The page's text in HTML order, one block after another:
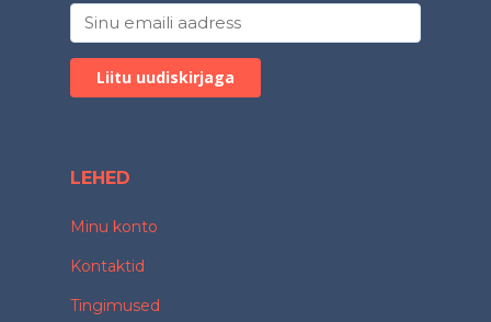
LEHED
Minu konto
Kontaktid
Tingimused